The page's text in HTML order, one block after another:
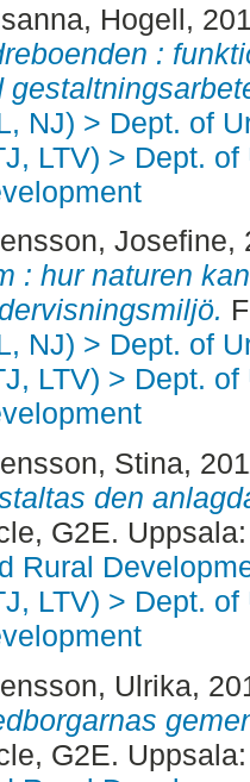
Hogell,
:
NJ) > Dept. of
LTV) > Dept.
Josefine,
: hur naturen
NJ) > Dept. of
LTV) > Dept.
Stina,
den
G2E.
Rural
LTV) > Dept.
Ulrika,
G2E.